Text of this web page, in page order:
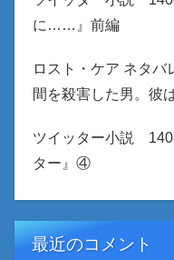
に……』前編
ロスト・ケア ネタバ
間を殺害した男。彼
ツイッター小説 140
ター』④
最近のコメント